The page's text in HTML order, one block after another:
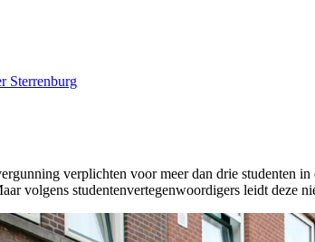
Sterrenburg
verplichten voor meer dan drie studenten
volgens studentenvertegenwoordigers leidt